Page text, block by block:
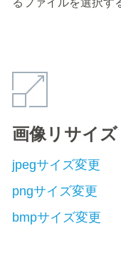
るファイルを選択す
画像リサイズ
jpegサイズ変更
pngサイズ変更
bmpサイズ変更